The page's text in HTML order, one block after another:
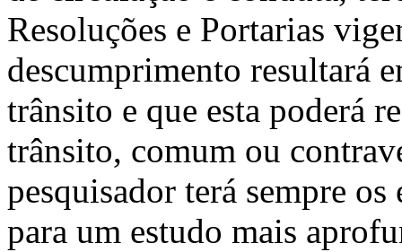
Resoluções e Portarias
descumprimento resultará
trânsito e que esta poderá
trânsito, comum ou
pesquisador terá sempre
para um estudo mais